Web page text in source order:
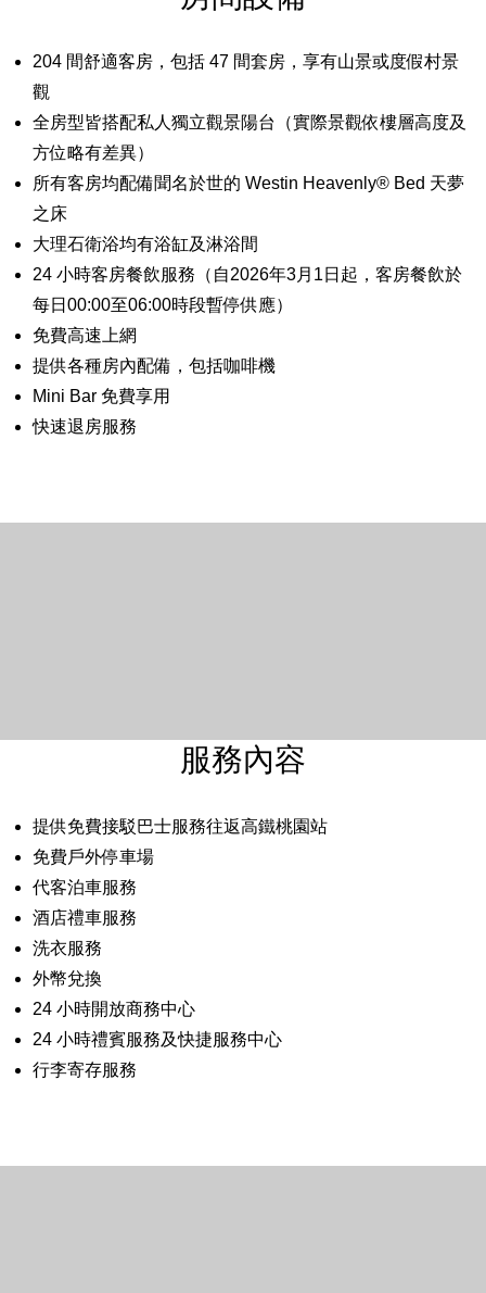
204 間舒適客房，包括 47 間套房，享有山景或度假村景
觀
全房型皆搭配私人獨立觀景陽台（實際景觀依樓層高度及
方位略有差異）
所有客房均配備聞名於世的 Westin Heavenly® Bed 天夢
之床
大理石衛浴均有浴缸及淋浴間
24 小時客房餐飲服務（自2026年3月1日起，客房餐飲於
每日00:00至06:00時段暫停供應）
免費高速上網
提供各種房內配備，包括咖啡機
Mini Bar 免費享用
快速退房服務
服務內容
提供免費接駁巴士服務往返高鐵桃園站
免費戶外停車場
代客泊車服務
酒店禮車服務
洗衣服務
外幣兌換
24 小時開放商務中心
24 小時禮賓服務及快捷服務中心
行李寄存服務